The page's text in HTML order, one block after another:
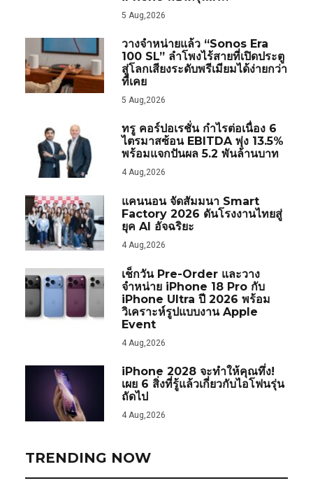
5 Aug,2026
วางจำหน่ายแล้ว “Sonos Era
100 SL” ลำโพงไร้สายที่เปิดประตู
สู่โลกเสียงระดับพรีเมียมได้ง่ายกว่า
ที่เคย
5 Aug,2026
ทรู คอร์ปอเรชั่น กำไรต่อเนื่อง 6
ไตรมาสซ้อน EBITDA พุ่ง 13.5%
พร้อมแจกปันผล 5.2 พันล้านบาท
4 Aug,2026
แคนนอน จัดสัมมนา Smart
Factory 2026 ดันโรงงานไทยสู่
ยุค AI อัจฉริยะ
4 Aug,2026
เช็กวัน Pre-Order และวาง
จำหน่าย iPhone 18 Pro กับ
iPhone Ultra ปี 2026 พร้อม
วิเคราะห์รูปแบบงาน Apple
Event
4 Aug,2026
iPhone 2028 จะทำให้คุณทึ่ง!
เผย 6 สิ่งที่รู้แล้วเกี่ยวกับไอโฟนรุ่น
ถัดไป
4 Aug,2026
TRENDING NOW